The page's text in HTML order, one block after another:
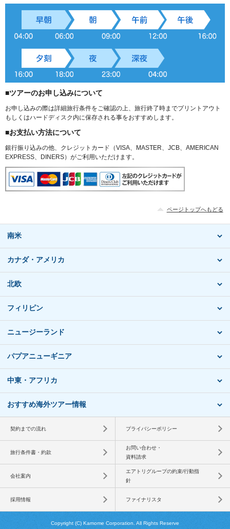
■ツアーのお申し込みについて
お申し込みの際は詳細旅行条件をご確認の上、旅行終了時までプリントアウト
もしくはハードディスク内に保存される事をおすすめします。
■お支払い方法について
銀行振り込みの他、クレジットカード（VISA、MASTER、JCB、AMERICAN
EXPRESS、DINERS）がご利用いただけます。
ページトップへもどる
南米
カナダ・アメリカ
北欧
フィリピン
ニュージーランド
パプアニューギニア
中東・アフリカ
おすすめ海外ツアー情報
契約までの流れ プライバシーポリシー
旅行条件書・約款
お問い合わせ・
資料請求
会社案内
エアトリグループの約束/行動指
針
採用情報 ファイナリスタ
Copyright (C) Kamome Corporation. All Rights Reserve